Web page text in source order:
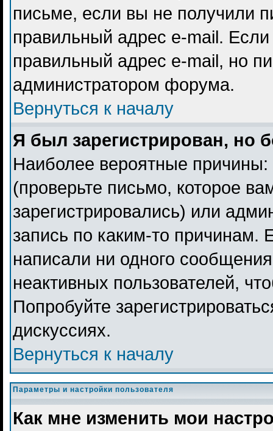
письме, если вы не получили
правильный адрес e-mail.
правильный адрес e-mail, но
администратором форума.
Вернуться к началу
Я был зарегистрирован, но
Наиболее вероятные
(проверьте письмо, которое
зарегистрировались) или
запись по каким-то причинам.
написали ни одного
неактивных пользователей,
Попробуйте
дискуссиях.
Вернуться к началу
Параметры и настройки пользователя
Как мне изменить мои